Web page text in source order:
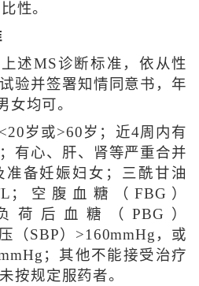
性。
述MS诊断标准，依从性
验并签署知情同意书，年
女均可。
岁或>60岁；近4周内有
有心、肝、肾等严重合并
备妊娠妇女；三酰甘油
L；空腹血糖（FBG）
荷后血糖（PBG）
（SBP）>160mmHg，或
；其他不能接受治疗
按规定服药者。